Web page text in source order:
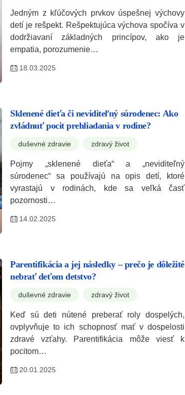
Jedným z kľúčových prvkov úspešnej výchovy
detí je rešpekt. Rešpektujúca výchova spočíva v
dodržiavaní základných princípov, ako je
empatia, porozumenie…
18.03.2025
Sklenené dieťa či neviditeľný súrodenec: Ako
zvládnuť pocit prehliadania v rodine?
duševné zdravie zdravý život
Pojmy „sklenené dieťa“ a „neviditeľný
súrodenec“ sa používajú na opis detí, ktoré
vyrastajú v rodinách, kde sa veľká časť
pozornosti…
14.02.2025
Parentifikácia a jej následky – prečo je dôležité
nebrať deťom detstvo?
duševné zdravie zdravý život
Keď sú deti nútené preberať roly dospelých,
ovplyvňuje to ich schopnosť mať v dospelosti
zdravé vzťahy. Parentifikácia môže viesť k
pocitom…
20.01.2025